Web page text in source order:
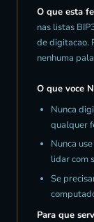
O que esta
nas listas
de digitacao.
nenhuma
O que voce
Nunca
qualquer
Nunca
lidar com
Se
Para que